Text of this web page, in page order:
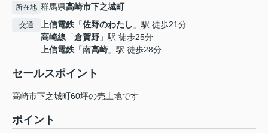
所在地 群馬県高崎市下之城町
交通 上信電鉄 「佐野のわたし 」駅 徒歩21分
高崎線 「倉賀野 」駅 徒歩25分
上信電鉄 「南高崎 」駅 徒歩28分
セールスポイント
高崎市下之城町60坪の売土地です
ポイント